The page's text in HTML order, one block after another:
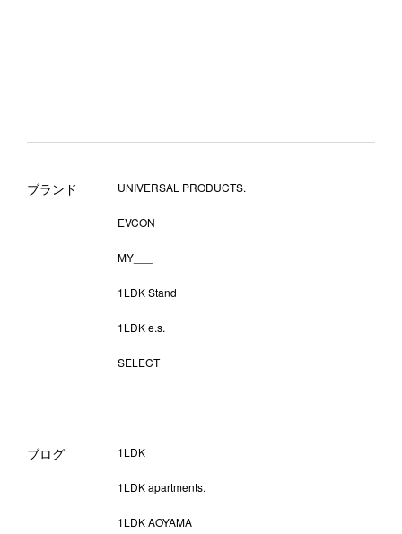
ブランド UNIVERSAL PRODUCTS.
EVCON
MY___
1LDK Stand
1LDK e.s.
SELECT
ブログ 1LDK
1LDK apartments.
1LDK AOYAMA